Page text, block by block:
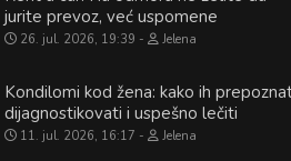
jurite prevoz, već uspomene
26. jul. 2026, 19:39 Jelena
Kondilomi kod žena: kako ih
dijagnostikovati i uspešno lečiti
11. jul. 2026, 16:17 Jelena